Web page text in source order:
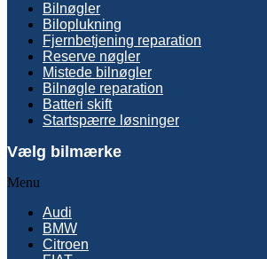
Bilnøgler
Biloplukning
Fjernbetjening reparation
Reserve nøgler
Mistede bilnøgler
Bilnøgle reparation
Batteri skift
Startspærre løsninger
Vælg bilmærke
Menu
Audi
BMW
Citroen